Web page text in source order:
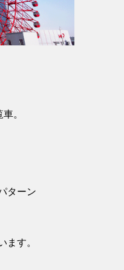
。
ターン
ます。